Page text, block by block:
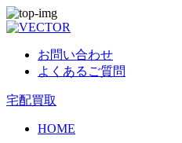
お問い合わせ
よくあるご質問
宅配買取
HOME